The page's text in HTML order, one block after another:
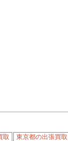
取
東京都の出張買取